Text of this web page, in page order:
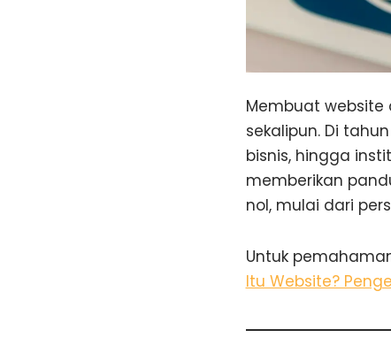
Membuat website
sekalipun. Di
bisnis, hingga
memberikan
nol, mulai dari
Untuk
Itu Website?